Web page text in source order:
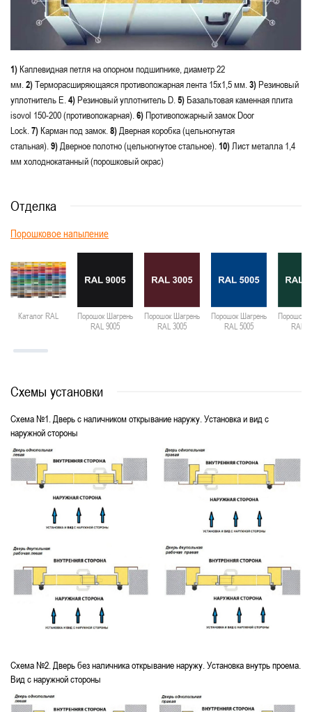
1) Каплевидная петля на опорном подшипнике, диаметр 22
мм. 2)Терморасширяющаяся противопожарная лента 15х1,5 мм. 3)Резиновый
уплотнитель E. 4)Резиновый уплотнитель D. 5) Базальтовая каменная плита
isovol 150-200 (противопожарная). 6) Противопожарный замок Door
Lock. 7) Карман под замок. 8)Дверная коробка (цельногнутая
стальная). 9)Дверное полотно (цельногнутое стальное). 10) Лист металла 1,4
мм холоднокатанный (порошковый окрас)
Отделка
Порошковое напыление
Каталог RAL
Порошок Шагрень
RAL 9005
Порошок Шагрень
RAL 3005
Порошок Шагрень
RAL 5005
Порошок
RAL
Схемы установки
Схема №1. Дверь с наличником открывание наружу. Установка и вид с
наружной стороны
Схема №2. Дверь без наличника открывание наружу. Установка внутрь проема.
Вид с наружной стороны